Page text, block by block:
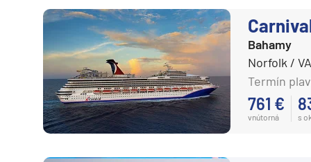
Aljaška
Kanada a Nové
Západné pobrežie USA
Južná Amerika
Južná Amerika
Arabský polostrov
Bahamy
Norfolk /
Termín
761 €
vnútorná s